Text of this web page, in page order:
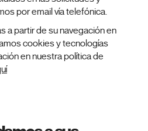
por email vía telefónica.
a partir de su navegación en
cookies y tecnologías
en nuestra política de